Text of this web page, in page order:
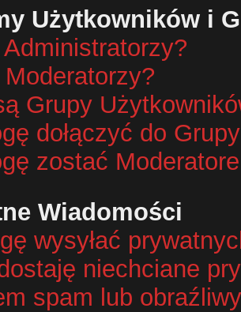
Użytkowników i
Grupy
dołączyć do
zostać
Wiadomości
wysyłać
niechciane
spam lub